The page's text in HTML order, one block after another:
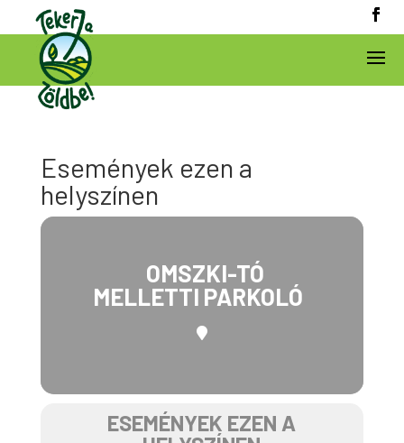
Események ezen a
helyszínen
OMSZKI-TÓ
MELLETTI PARKOLÓ
ESEMÉNYEK EZEN A